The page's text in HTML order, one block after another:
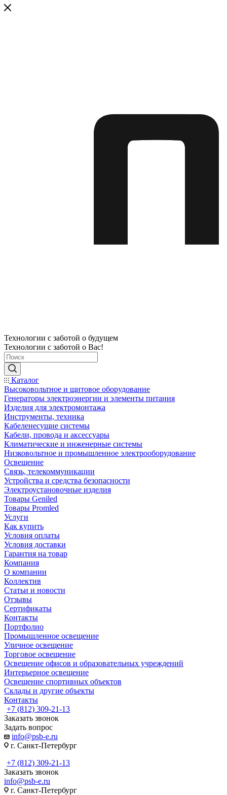
Технологии с заботой о будущем
Технологии с заботой о Вас!
Каталог
Высоковольтное и щитовое оборудование
Генераторы электроэнергии и элементы питания
Изделия для электромонтажа
Инструменты, техника
Кабеленесущие системы
Кабели, провода и аксессуары
Климатические и инженерные системы
Низковольтное и промышленное электрооборудование
Освещение
Связь, телекоммуникации
Устройства и средства безопасности
Электроустановочные изделия
Товары Geniled
Товары Promled
Услуги
Как купить
Условия оплаты
Условия доставки
Гарантия на товар
Компания
О компании
Коллектив
Статьи и новости
Отзывы
Сертификаты
Контакты
Портфолио
Промышленное освещение
Уличное освещение
Торговое освещение
Освещение офисов и образовательных учреждений
Интерьерное освещение
Освещение спортивных объектов
Склады и другие объекты
Контакты
+7 (812) 309-21-13
Заказать звонок
Задать вопрос
info@psb-e.ru
г. Санкт-Петербург
+7 (812) 309-21-13
Заказать звонок
info@psb-e.ru
г. Санкт-Петербург